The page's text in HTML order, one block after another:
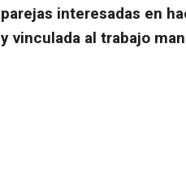
parejas interesadas en
y vinculada al trabajo